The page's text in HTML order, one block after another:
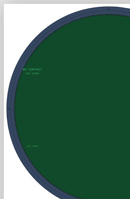
NO CONTACT
RNG 200NM
IFF STBY